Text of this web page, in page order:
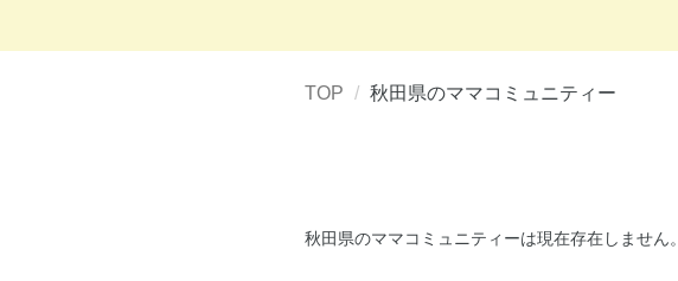
TOP 秋田県のママコミュニティー
秋田県のママコミュニティーは現在存在しません。